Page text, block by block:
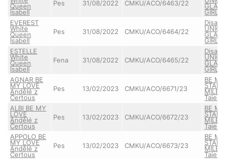
Queen
Isabell
Pes 31/08/2022 CMKU/ACO/6463/22
GIRL
EVEREST
White
Queen
Isabell
Pes 31/08/2022 CMKU/ACO/6464/22
GIRL
ESTELLE
White
Queen
Isabell
Fena 31/08/2022 CMKU/ACO/6465/22
GIRL
AGNAR BE
MY LOVE
Andělé z
Čertous
Pes 13/02/2023 CMKU/ACO/6671/23
BE MY
STAR
MILEY
Taien
ALBI BE MY
LOVE
Andělé z
Čertous
Pes 13/02/2023 CMKU/ACO/6672/23
BE MY
STAR
MILEY
Taien
APPOLO BE
MY LOVE
Andělé z
Čertous
Pes 13/02/2023 CMKU/ACO/6673/23
BE MY
STAR
MILEY
Taien